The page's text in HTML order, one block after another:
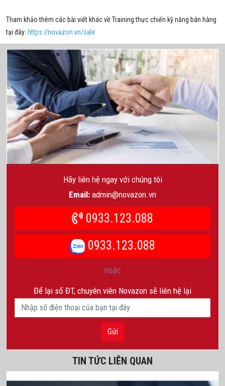
Tham khảo thêm các bài viết khác về Training thực chiến kỹ năng bán hàng
tại đây: https://novazon.vn/sale
Hãy liên hệ ngay với chúng tôi
Email: admin@novazon.vn
0933.123.088
0933.123.088
Hoặc
Để lại số ĐT, chuyên viên Novazon sẽ liên hệ lại
Gửi
TIN TỨC LIÊN QUAN